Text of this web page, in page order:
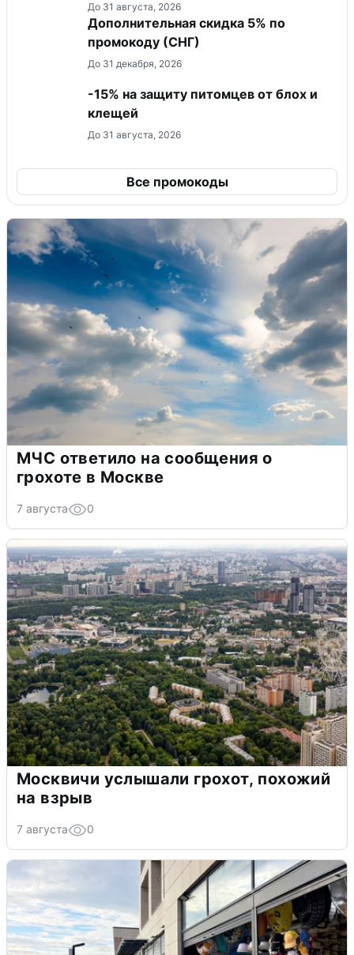
До 31 августа, 2026
Дополнительная скидка 5% по
промокоду (СНГ)
До 31 декабря, 2026
-15% на защиту питомцев от блох и
клещей
До 31 августа, 2026
Все промокоды
МЧС ответило на сообщения о
грохоте в Москве
7 августа 0
Москвичи услышали грохот, похожий
на взрыв
7 августа 0